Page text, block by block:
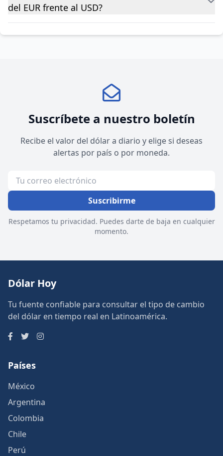
del EUR frente al USD?
Suscríbete a nuestro boletín
Recibe el valor del dólar a diario y elige si deseas
alertas por país o por moneda.
Suscribirme
Respetamos tu privacidad. Puedes darte de baja en cualquier
momento.
Dólar Hoy
Tu fuente confiable para consultar el tipo de cambio
del dólar en tiempo real en Latinoamérica.
Países
México
Argentina
Colombia
Chile
Perú